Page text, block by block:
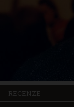
RECENZE